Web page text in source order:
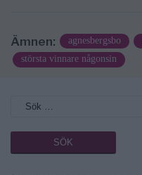
Ämnen: agnesbergsbo
största vinnare någonsin